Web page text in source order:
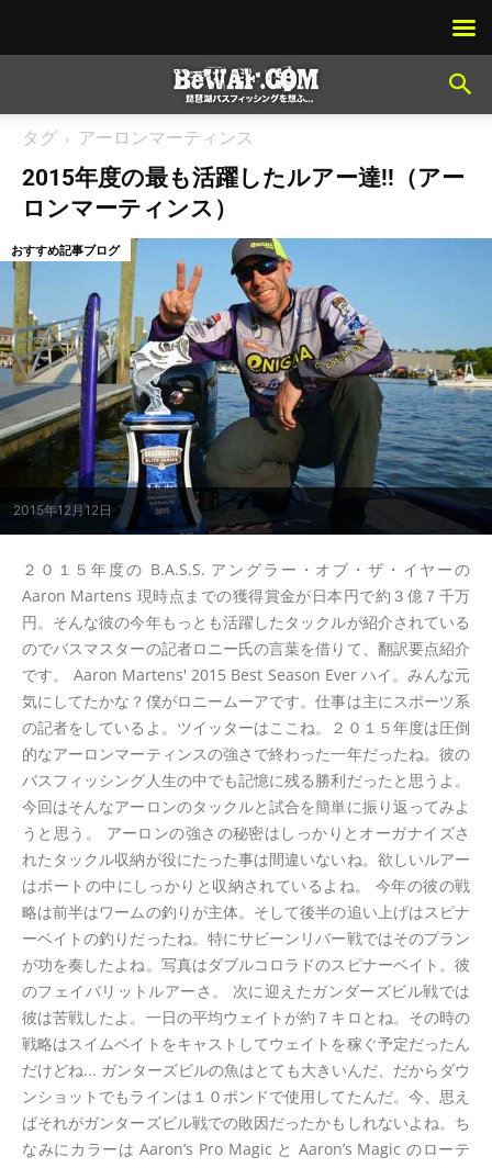
タグ アーロンマーティンス
2015年度の最も活躍したルアー達!!（アー
ロンマーティンス）
2015年12月12日
おすすめ記事ブログ
２０１５年度の B.A.S.S. アングラー・オブ・ザ・イヤーの
Aaron Martens 現時点までの獲得賞金が日本円で約３億７千万
円。そんな彼の今年もっとも活躍したタックルが紹介されている
のでバスマスターの記者ロニー氏の言葉を借りて、翻訳要点紹介
です。 Aaron Martens' 2015 Best Season Ever ハイ。みんな元
気にしてたかな？僕がロニームーアです。仕事は主にスポーツ系
の記者をしているよ。ツイッターはここね。２０１５年度は圧倒
的なアーロンマーティンスの強さで終わった一年だったね。彼の
バスフィッシング人生の中でも記憶に残る勝利だったと思うよ。
今回はそんなアーロンのタックルと試合を簡単に振り返ってみよ
うと思う。 アーロンの強さの秘密はしっかりとオーガナイズさ
れたタックル収納が役にたった事は間違いないね。欲しいルアー
はボートの中にしっかりと収納されているよね。 今年の彼の戦
略は前半はワームの釣りが主体。そして後半の追い上げはスピナ
ーベイトの釣りだったね。特にサビーンリバー戦ではそのプラン
が功を奏したよね。写真はダブルコロラドのスピナーベイト。彼
のフェイバリットルアーさ。 次に迎えたガンダーズビル戦では
彼は苦戦したよ。一日の平均ウェイトが約７キロとね。その時の
戦略はスイムベイトをキャストしてウェイトを稼ぐ予定だったん
だけどね... ガンターズビルの魚はとても大きいんだ、だからダウ
ンショットでもラインは１０ポンドで使用してたんだ。今、思え
ばそれがガンターズビル戦での敗因だったかもしれないよね。ち
なみにカラーは Aaron’s Pro Magic と Aaron’s Magic のローテ